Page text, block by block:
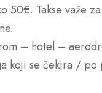
50€. Takse važe
– hotel –
koji se čekira /